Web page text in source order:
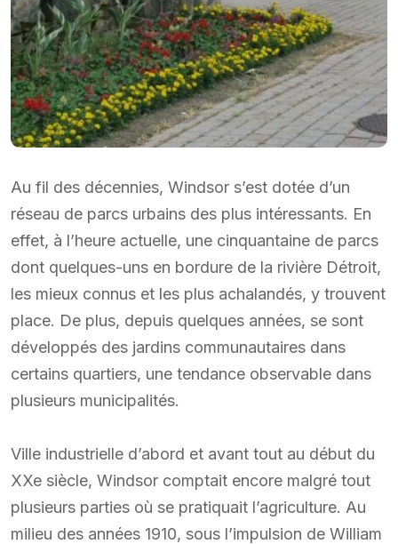
Au fil des décennies, Windsor s’est dotée d’un
réseau de parcs urbains des plus intéressants. En
effet, à l’heure actuelle, une cinquantaine de parcs
dont quelques-uns en bordure de la rivière Détroit,
les mieux connus et les plus achalandés, y trouvent
place. De plus, depuis quelques années, se sont
développés des jardins communautaires dans
certains quartiers, une tendance observable dans
plusieurs municipalités.
Ville industrielle d’abord et avant tout au début du
XXe siècle, Windsor comptait encore malgré tout
plusieurs parties où se pratiquait l’agriculture. Au
milieu des années 1910, sous l’impulsion de William